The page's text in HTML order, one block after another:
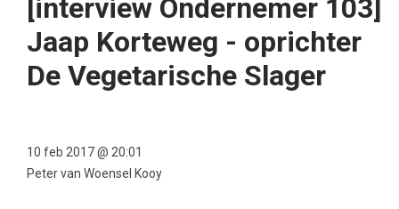
[interview Ondernemer 103]
Jaap Korteweg - oprichter
De Vegetarische Slager
10 feb 2017 @ 20:01
Peter van Woensel Kooy